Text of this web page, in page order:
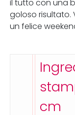
il tutto con una
goloso risultato.
un felice
cm